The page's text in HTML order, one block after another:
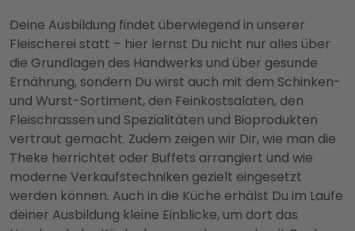
Deine Ausbildung findet überwiegend in unserer
Fleischerei statt – hier lernst Du nicht nur alles über
die Grundlagen des Handwerks und über gesunde
Ernährung, sondern Du wirst auch mit dem Schinken-
und Wurst-Sortiment, den Feinkostsalaten, den
Fleischrassen und Spezialitäten und Bioprodukten
vertraut gemacht. Zudem zeigen wir Dir, wie man die
Theke herrichtet oder Buffets arrangiert und wie
moderne Verkaufstechniken gezielt eingesetzt
werden können. Auch in die Küche erhälst Du im Laufe
deiner Ausbildung kleine Einblicke, um dort das